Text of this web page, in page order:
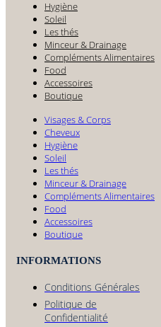
Hygiène
Soleil
Les thés
Minceur & Drainage
Compléments Alimentaires
Food
Accessoires
Boutique
Visages & Corps
Cheveux
Hygiène
Soleil
Les thés
Minceur & Drainage
Compléments Alimentaires
Food
Accessoires
Boutique
INFORMATIONS
Conditions Générales
Politique de
Confidentialité